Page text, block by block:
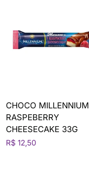
CHOCO MILLENNIUM
RASPEBERRY
CHEESECAKE 33G
R$ 12,50